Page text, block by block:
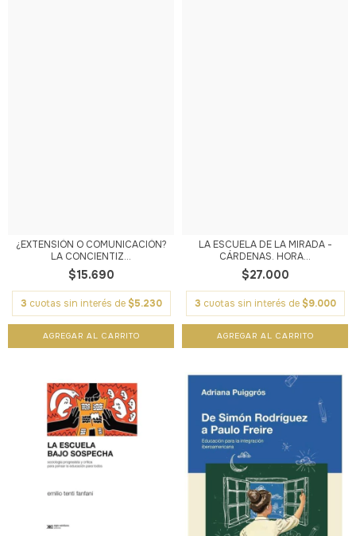
¿EXTENSIÓN O COMUNICACIÓN?
LA CONCIENTIZ...
$15.690
3 cuotas sin interés de $5.230
LA ESCUELA DE LA MIRADA -
CÁRDENAS. HORA...
$27.000
3 cuotas sin interés de $9.000